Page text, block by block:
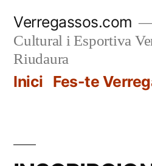
contingut
Verregassos.com
Cultural i Esportiva
Riudaura
Inici Fes-te